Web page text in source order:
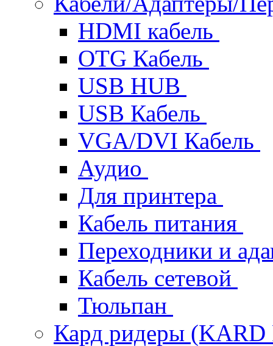
HDMI кабель
OTG Кабель
USB HUB
USB Кабель
VGA/DVI Кабель
Аудио
Для принтера
Кабель питания
Переходники и
Кабель сетевой
Тюльпан
Кард ридеры